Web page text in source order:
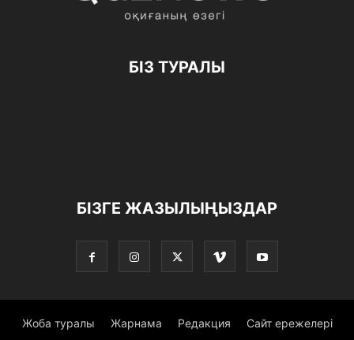
БІЗ ТУРАЛЫ
БІЗГЕ ЖАЗЫЛЫҢЫЗДАР
Жоба туралы Жарнама Редакция Сайт ережелері